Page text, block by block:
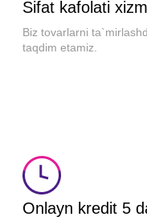
Sifat kafolati
Biz tovarlarni
taqdim etamiz.
Onlayn kredit 5